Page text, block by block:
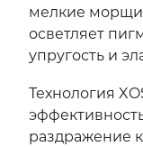
мелкие
осветляет
упругость и
Технология
раздражение